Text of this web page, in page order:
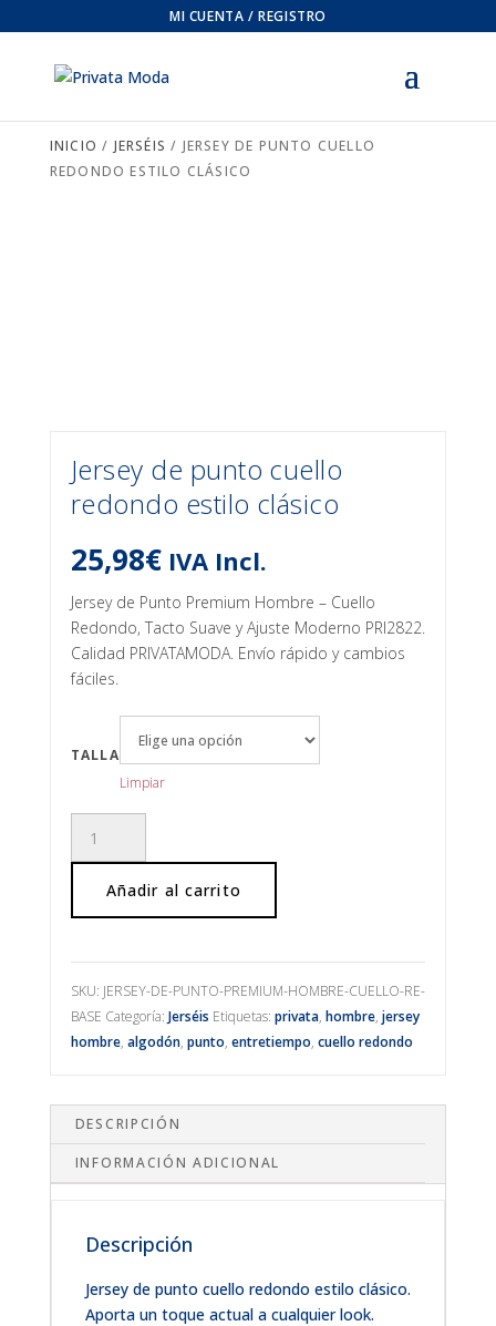
MI CUENTA / REGISTRO
INICIO / JERSÉIS / JERSEY DE PUNTO CUELLO
REDONDO ESTILO CLÁSICO
Jersey de punto cuello
redondo estilo clásico
25,98€ IVA Incl.
Jersey de Punto Premium Hombre – Cuello
Redondo, Tacto Suave y Ajuste Moderno PRI2822.
Calidad PRIVATAMODA. Envío rápido y cambios
fáciles.
TALLA
Limpiar
cuello
cantidad
Añadir al carrito
SKU: JERSEY-DE-PUNTO-PREMIUM-HOMBRE-CUELLO-RE-
BASE Categoría: Jerséis Etiquetas: privata, hombre, jersey
hombre, algodón, punto, entretiempo, cuello redondo
DESCRIPCIÓN
INFORMACIÓN ADICIONAL
Descripción
Jersey de punto cuello redondo estilo clásico.
Aporta un toque actual a cualquier look.